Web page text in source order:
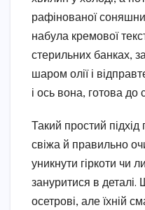
рафінованої
набула кремової
стерильних банках,
шаром олії і
і ось вона, готова до
Такий простий
свіжа й правильно
уникнути гіркоти чи
зануритися в деталі.
осетрові, але їхній